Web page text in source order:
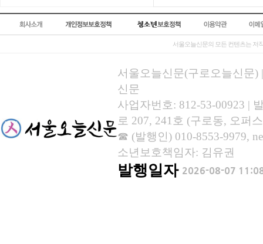
서울오늘신문의 모든 컨텐츠는 저
서울오늘신문(구로오늘신문)
신문
사업자번호: 812-53-00923 |
로 207, 241호 (구로동, 오퍼
☎ (발행인) 010-8553-9979,
소년보호책임자: 김유권
발행일자